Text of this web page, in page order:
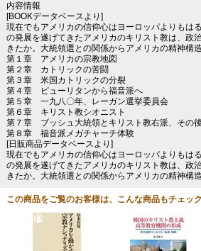
内容情報
[BOOKデータベースより]
現在でもアメリカの信仰心はヨーロッパよりもは
の発展を遂げてきたアメリカのキリスト教は、政
きたか。大統領選との関係からアメリカの精神構造
第１章 アメリカの宗教地図
第２章 カトリックの苦闘
第３章 米国カトリックの分裂
第４章 ピューリタンから福音派へ
第５章 一九八〇年、レーガン選挙委員会
第６章 キリスト教シオニスト
第７章 ブッシュ大統領とキリスト教右派、その後
第８章 福音派メガチャーチ体験
[日販商品データベースより]
現在でもアメリカの信仰心はヨーロッパよりもは
の発展を遂げてきたアメリカのキリスト教は、政
きたか。大統領選との関係からアメリカの精神構造
この商品をご覧のお客様は、こんな商品もチェッ